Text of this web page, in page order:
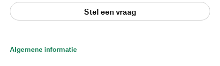
Algemene informatie
Stel een vraag